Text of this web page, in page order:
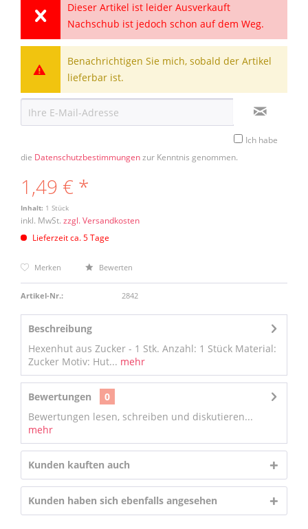
Dieser Artikel ist leider Ausverkauft
Nachschub ist jedoch schon auf dem Weg.
Benachrichtigen Sie mich, sobald der Artikel
lieferbar ist.
Ich habe
die Datenschutzbestimmungenzur Kenntnis genommen.
1,49 € *
Inhalt: 1 Stück
inkl. MwSt. zzgl. Versandkosten
Lieferzeit ca. 5 Tage
Merken Bewerten
Artikel-Nr.: 2842
Beschreibung
Hexenhut aus Zucker - 1 Stk. Anzahl: 1 Stück Material:
Zucker Motiv: Hut... mehr
Bewertungen
0
Bewertungen lesen, schreiben und diskutieren...
mehr
Kunden kauften auch
Kunden haben sich ebenfalls angesehen